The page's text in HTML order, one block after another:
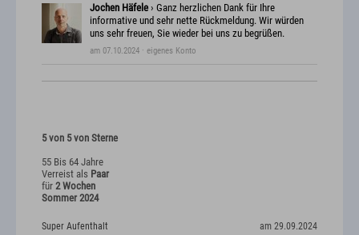
Jochen Häfele › Ganz herzlichen Dank für Ihre
informative und sehr nette Rückmeldung. Wir würden
uns sehr freuen, Sie wieder bei uns zu begrüßen.
am 07.10.2024 · eigenes Konto
5 von 5 von Sterne
55 Bis 64 Jahre
Verreist als Paar
für 2 Wochen
Sommer 2024
am 29.09.2024
Super Aufenthalt